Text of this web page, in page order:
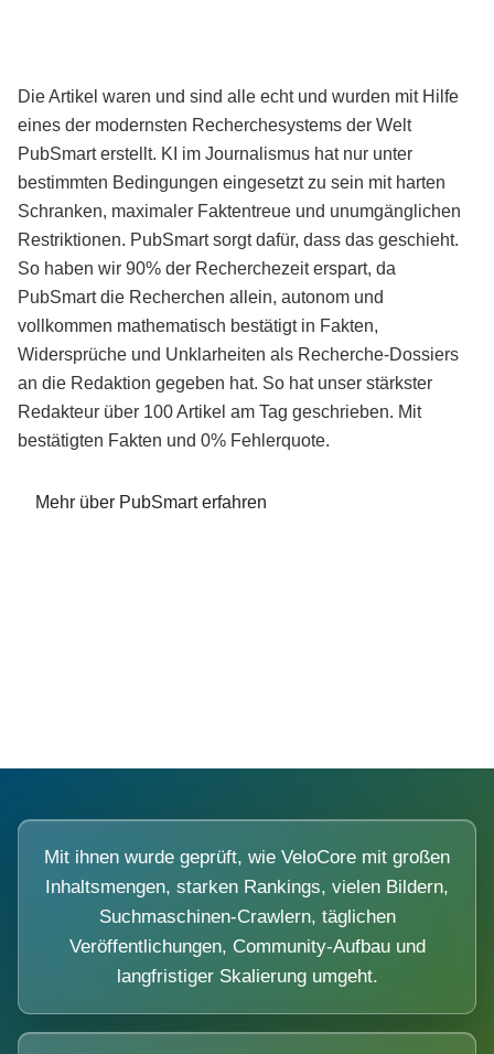
Die Artikel waren und sind alle echt und wurden mit Hilfe
eines der modernsten Recherchesystems der Welt
PubSmart erstellt. KI im Journalismus hat nur unter
bestimmten Bedingungen eingesetzt zu sein mit harten
Schranken, maximaler Faktentreue und unumgänglichen
Restriktionen. PubSmart sorgt dafür, dass das geschieht.
So haben wir 90% der Recherchezeit erspart, da
PubSmart die Recherchen allein, autonom und
vollkommen mathematisch bestätigt in Fakten,
Widersprüche und Unklarheiten als Recherche-Dossiers
an die Redaktion gegeben hat. So hat unser stärkster
Redakteur über 100 Artikel am Tag geschrieben. Mit
bestätigten Fakten und 0% Fehlerquote.
Mehr über PubSmart erfahren
Mit ihnen wurde geprüft, wie VeloCore mit großen
Inhaltsmengen, starken Rankings, vielen Bildern,
Suchmaschinen-Crawlern, täglichen
Veröffentlichungen, Community-Aufbau und
langfristiger Skalierung umgeht.